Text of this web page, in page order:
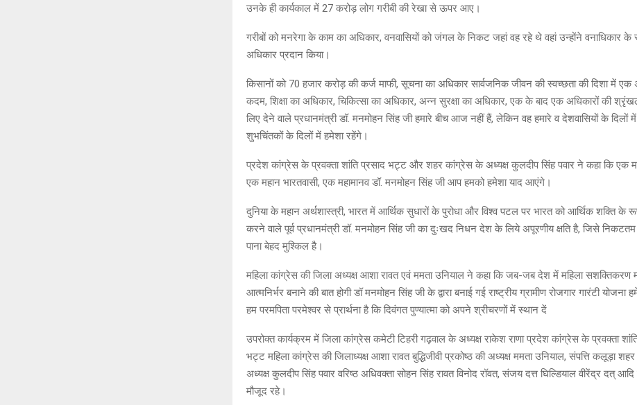
उनके ही कार्यकाल में 27 करोड़ लोग गरीबी की रेखा से ऊपर आए।
गरीबों को मनरेगा के काम का अधिकार, वनवासियों को जंगल के निकट जहां वह रहे थे वहां उन्होंने वनाधिकार
अधिकार प्रदान किया।
किसानों को 70 हजार करोड़ की कर्ज माफी, सूचना का अधिकार सार्वजनिक जीवन की स्वच्छता की दिशा में एक
कदम, शिक्षा का अधिकार, चिकित्सा का अधिकार, अन्न सुरक्षा का अधिकार, एक के बाद एक अधिकारों की
लिए देने वाले प्रधानमंत्री डॉ. मनमोहन सिंह जी हमारे बीच आज नहीं हैं, लेकिन वह हमारे व देशवासियों के
शुभचिंतकों के दिलों में हमेशा रहेंगे।
प्रदेश कांग्रेस के प्रवक्ता शांति प्रसाद भट्ट और शहर कांग्रेस के अध्यक्ष कुलदीप सिंह पवार ने कहा कि एक
एक महान भारतवासी, एक महामानव डॉ. मनमोहन सिंह जी आप हमको हमेशा याद आएंगे।
दुनिया के महान अर्थशास्त्री, भारत में आर्थिक सुधारों के पुरोधा और विश्व पटल पर भारत को आर्थिक शक्ति के
करने वाले पूर्व प्रधानमंत्री डॉ. मनमोहन सिंह जी का दुःखद निधन देश के लिये अपूरणीय क्षति है, जिसे
पाना बेहद मुश्किल है।
महिला कांग्रेस की जिला अध्यक्ष आशा रावत एवं ममता उनियाल ने कहा कि जब-जब देश में महिला सशक्तिकरण
आत्मनिर्भर बनाने की बात होगी डॉ मनमोहन सिंह जी के द्वारा बनाई गई राष्ट्रीय ग्रामीण रोजगार गारंटी योजना
हम परमपिता परमेश्वर से प्रार्थना है कि दिवंगत पुण्यात्मा को अपने श्रीचरणों में स्थान दें
उपरोक्त कार्यक्रम में जिला कांग्रेस कमेटी टिहरी गढ़वाल के अध्यक्ष राकेश राणा प्रदेश कांग्रेस के प्रवक्ता
भट्ट महिला कांग्रेस की जिलाध्यक्ष आशा रावत बुद्धिजीवी प्रकोष्ठ की अध्यक्ष ममता उनियाल, संपत्ति कलूड़ा
अध्यक्ष कुलदीप सिंह पवार वरिष्ठ अधिवक्ता सोहन सिंह रावत विनोद रॉवत, संजय दत्त घिल्डियाल वीरेंद्र दत्
मौजूद रहे।